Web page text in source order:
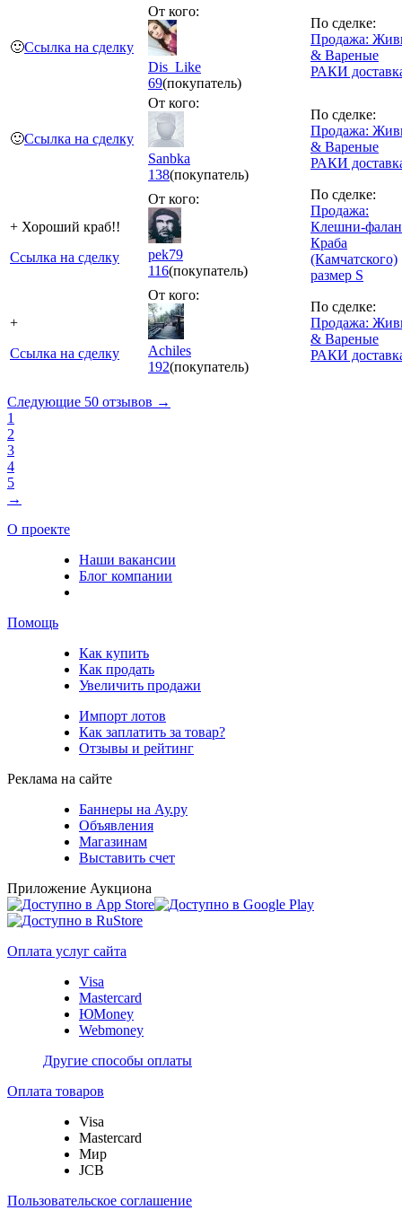
🙂Ссылка на сделку
От кого:
Dis_Like
69(покупатель)
По сделке:
Продажа:
& Вареные
РАКИ
🙂Ссылка на сделку
От кого:
Sanbka
138(покупатель)
По сделке:
Продажа:
& Вареные
РАКИ
+ Хороший краб!!
Ссылка на сделку
От кого:
pek79
116(покупатель)
По сделке:
Продажа:
Клешни-
Краба
(Камчатского)
размер S
+
Ссылка на сделку
От кого:
Achiles
192(покупатель)
По сделке:
Продажа:
& Вареные
РАКИ
Следующие 50 отзывов →
1
2
3
4
5
→
О проекте
Наши вакансии
Блог компании
Помощь
Как купить
Как продать
Увеличить продажи
Импорт лотов
Как заплатить за товар?
Отзывы и рейтинг
Реклама на сайте
Баннеры на Ау.ру
Объявления
Магазинам
Выставить счет
Приложение Аукциона
Оплата услуг сайта
Visa
Mastercard
ЮMoney
Webmoney
Другие способы оплаты
Оплата товаров
Visa
Mastercard
Мир
JCB
Пользовательское соглашение